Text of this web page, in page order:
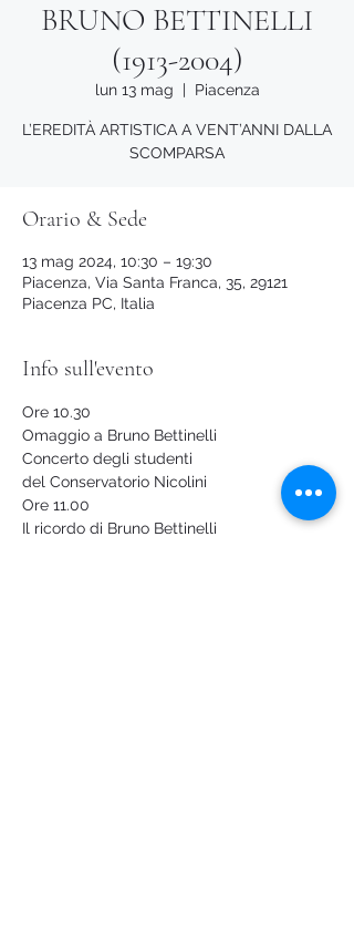
BRUNO BETTINELLI
(1913-2004)
lun 13 mag
  |
Piacenza
L’EREDITÀ ARTISTICA A VENT’ANNI DALLA
SCOMPARSA
Orario & Sede
13 mag 2024, 10:30 – 19:30
Piacenza, Via Santa Franca, 35, 29121
Piacenza PC, Italia
Info sull'evento
Ore 10.30
Omaggio a Bruno Bettinelli
Concerto degli studenti
del Conservatorio Nicolini
Ore 11.00
Il ricordo di Bruno Bettinelli